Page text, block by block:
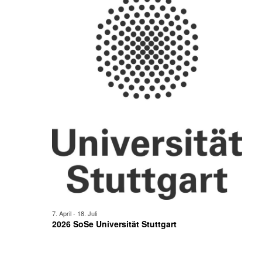
2026 SoSe Universität Stuttgart
7. April- 18. Juli